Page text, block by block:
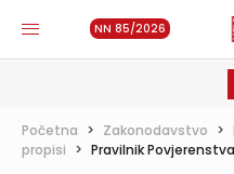
NN 85/2026
Početna > Zakonodavstvo >
propisi > Pravilnik